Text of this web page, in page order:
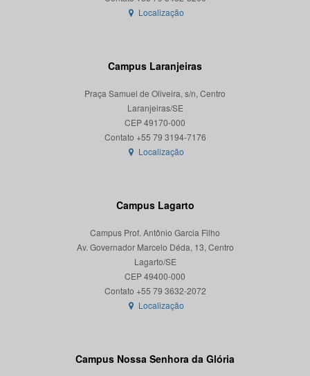
Localização
Campus Laranjeiras
Praça Samuel de Oliveira, s/n, Centro
Laranjeiras/SE
CEP 49170-000
Localização
Campus Lagarto
Campus Prof. Antônio Garcia Filho
Av. Governador Marcelo Déda, 13, Centro
Lagarto/SE
CEP 49400-000
Localização
Campus Nossa Senhora da Glória